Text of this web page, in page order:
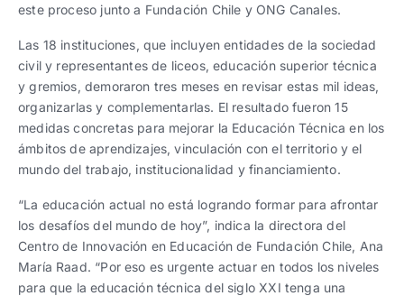
este proceso junto a Fundación Chile y ONG Canales.
Las 18 instituciones, que incluyen entidades de la sociedad
civil y representantes de liceos, educación superior técnica
y gremios, demoraron tres meses en revisar estas mil ideas,
organizarlas y complementarlas. El resultado fueron 15
medidas concretas para mejorar la Educación Técnica en los
ámbitos de aprendizajes, vinculación con el territorio y el
mundo del trabajo, institucionalidad y financiamiento.
“La educación actual no está logrando formar para afrontar
los desafíos del mundo de hoy”, indica la directora del
Centro de Innovación en Educación de Fundación Chile, Ana
María Raad. “Por eso es urgente actuar en todos los niveles
para que la educación técnica del siglo XXI tenga una